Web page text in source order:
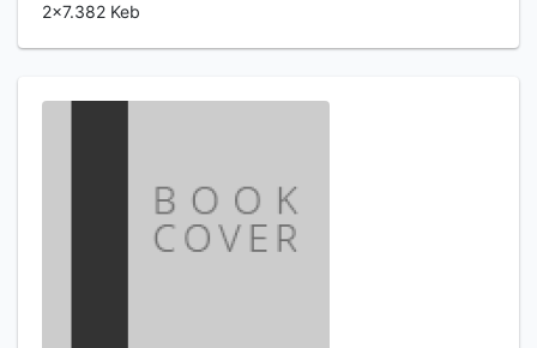
2x7.382 Keb